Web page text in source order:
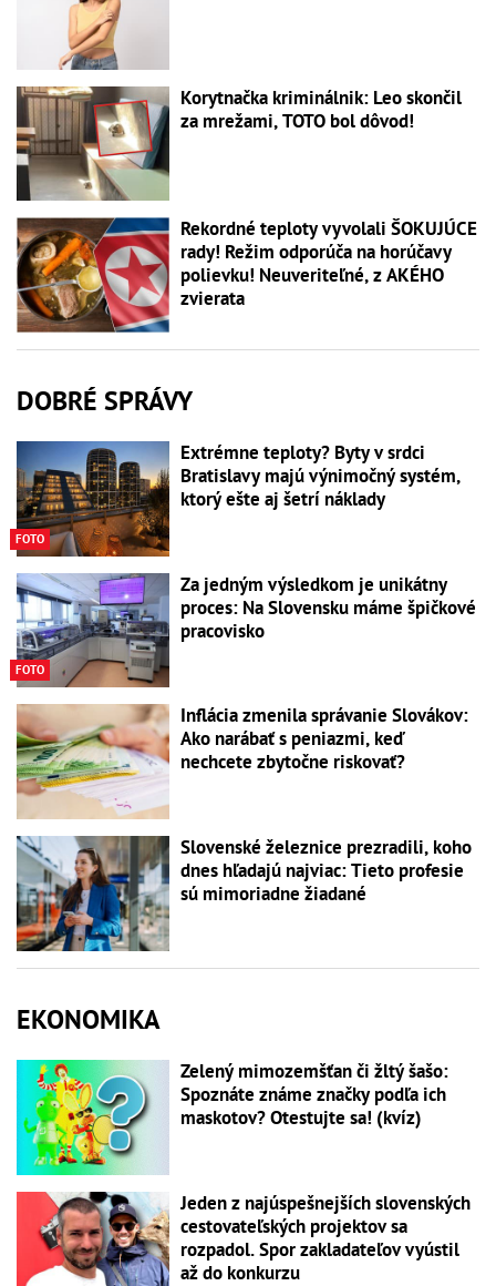
Korytnačka kriminálnik: Leo skončil
za mrežami, TOTO bol dôvod!
Rekordné teploty vyvolali ŠOKUJÚCE
rady! Režim odporúča na horúčavy
polievku! Neuveriteľné, z AKÉHO
zvierata
DOBRÉ SPRÁVY
FOTO
Extrémne teploty? Byty v srdci
Bratislavy majú výnimočný systém,
ktorý ešte aj šetrí náklady
FOTO
Za jedným výsledkom je unikátny
proces: Na Slovensku máme špičkové
pracovisko
Inflácia zmenila správanie Slovákov:
Ako narábať s peniazmi, keď
nechcete zbytočne riskovať?
Slovenské železnice prezradili, koho
dnes hľadajú najviac: Tieto profesie
sú mimoriadne žiadané
EKONOMIKA
Zelený mimozemšťan či žltý šašo:
Spoznáte známe značky podľa ich
maskotov? Otestujte sa! (kvíz)
Jeden z najúspešnejších slovenských
cestovateľských projektov sa
rozpadol. Spor zakladateľov vyústil
až do konkurzu